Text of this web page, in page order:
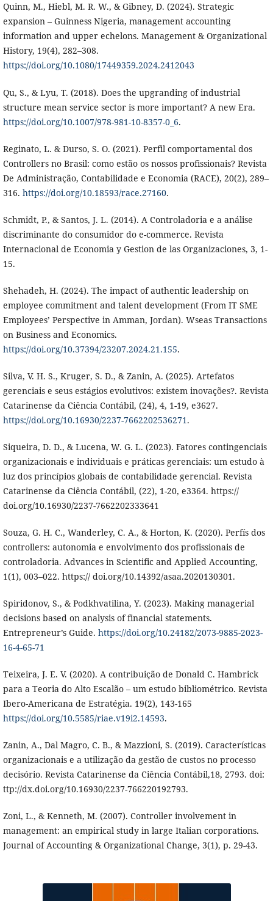
Quinn, M., Hiebl, M. R. W., & Gibney, D. (2024). Strategic
expansion – Guinness Nigeria, management accounting
information and upper echelons. Management & Organizational
History, 19(4), 282–308.
https://doi.org/10.1080/17449359.2024.2412043
Qu, S., & Lyu, T. (2018). Does the upgranding of industrial
structure mean service sector is more important? A new Era.
https://doi.org/10.1007/978-981-10-8357-0_6.
Reginato, L. & Durso, S. O. (2021). Perfil comportamental dos
Controllers no Brasil: como estão os nossos profissionais? Revista
De Administração, Contabilidade e Economia (RACE), 20(2), 289–
316. https://doi.org/10.18593/race.27160.
Schmidt, P., & Santos, J. L. (2014). A Controladoria e a análise
discriminante do consumidor do e-commerce. Revista
Internacional de Economia y Gestion de las Organizaciones, 3, 1-
15.
Shehadeh, H. (2024). The impact of authentic leadership on
employee commitment and talent development (From IT SME
Employees’ Perspective in Amman, Jordan). Wseas Transactions
on Business and Economics.
https://doi.org/10.37394/23207.2024.21.155.
Silva, V. H. S., Kruger, S. D., & Zanin, A. (2025). Artefatos
gerenciais e seus estágios evolutivos: existem inovações?. Revista
Catarinense da Ciência Contábil, (24), 4, 1-19, e3627.
https://doi.org/10.16930/2237-7662202536271 .
Siqueira, D. D., & Lucena, W. G. L. (2023). Fatores contingenciais
organizacionais e individuais e práticas gerenciais: um estudo à
luz dos princípios globais de contabilidade gerencial. Revista
Catarinense da Ciência Contábil, (22), 1-20, e3364. https://
doi.org/10.16930/2237-7662202333641
Souza, G. H. C., Wanderley, C. A., & Horton, K. (2020). Perfís dos
controllers: autonomia e envolvimento dos profissionais de
controladoria. Advances in Scientific and Applied Accounting,
1(1), 003–022. https:// doi.org/10.14392/asaa.2020130301.
Spiridonov, S., & Podkhvatilina, Y. (2023). Making managerial
decisions based on analysis of financial statements.
Entrepreneur’s Guide. https://doi.org/10.24182/2073-9885-2023-
16-4-65-71
Teixeira, J. E. V. (2020). A contribuição de Donald C. Hambrick
para a Teoria do Alto Escalão – um estudo bibliométrico. Revista
Ibero-Americana de Estratégia. 19(2), 143-165
https://doi.org/10.5585/riae.v19i2.14593.
Zanin, A., Dal Magro, C. B., & Mazzioni, S. (2019). Características
organizacionais e a utilização da gestão de custos no processo
decisório. Revista Catarinense da Ciência Contábil,18, 2793. doi:
ttp://dx.doi.org/10.16930/2237-766220192793.
Zoni, L., & Kenneth, M. (2007). Controller involvement in
management: an empirical study in large Italian corporations.
Journal of Accounting & Organizational Change, 3(1), p. 29-43.